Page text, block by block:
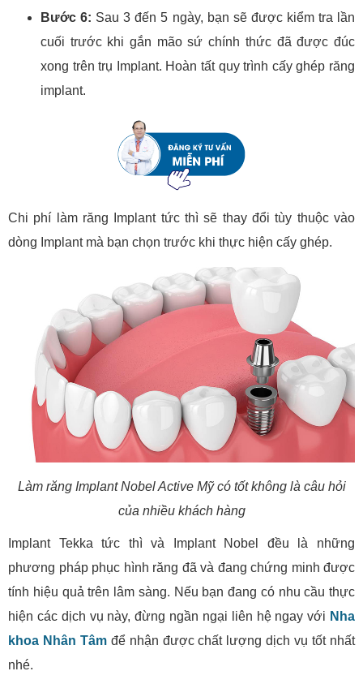
Bước 6: Sau 3 đến 5 ngày, bạn sẽ được kiểm tra lần
cuối trước khi gắn mão sứ chính thức đã được đúc
xong trên trụ Implant. Hoàn tất quy trình cấy ghép răng
implant.
Chi phí làm răng Implant tức thì sẽ thay đổi tùy thuộc vào
dòng Implant mà bạn chọn trước khi thực hiện cấy ghép.
Làm răng Implant Nobel Active Mỹ có tốt không là câu hỏi
của nhiều khách hàng
Implant Tekka tức thì và Implant Nobel đều là những
phương pháp phục hình răng đã và đang chứng minh được
tính hiệu quả trên lâm sàng. Nếu bạn đang có nhu cầu thực
hiện các dịch vụ này, đừng ngần ngại liên hệ ngay với Nha
khoa Nhân Tâmđể nhận được chất lượng dịch vụ tốt nhất
nhé.